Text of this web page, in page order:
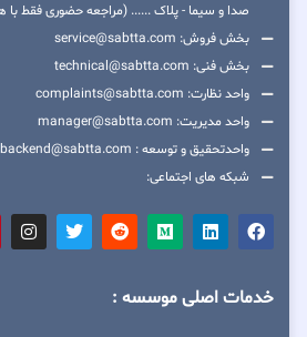
صدا و سیما - پلاک ...... (مراجعه حضوری فقط با
بخش فروش: service@sabtta.com
بخش فنی: technical@sabtta.com
واحد نظارت: complaints@sabtta.com
واحد مدیریت: manager@sabtta.com
واحدتحقیق و توسعه : backend@sabtta.com
شبکه های اجتماعی:
خدمات اصلی موسسه :